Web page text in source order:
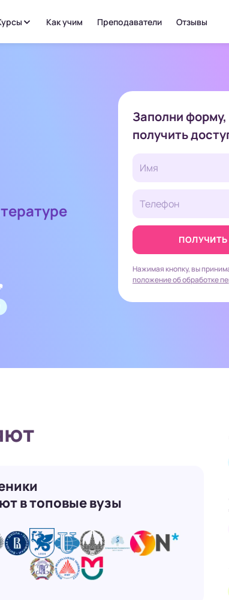
Как учим Преподаватели Отзывы
Заполни
получить
Нажимая кнопку, вы
положение об обработке
в топовые вузы